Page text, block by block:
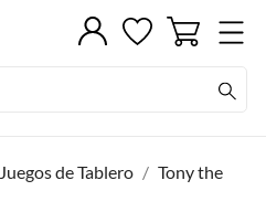
Juegos de Tablero
Tony the